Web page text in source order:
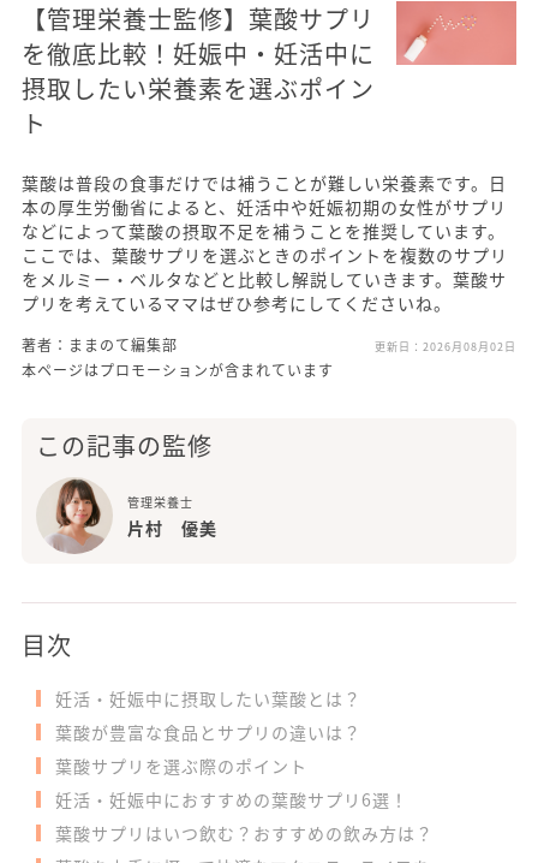
【管理栄養士監修】葉酸サプリ
を徹底比較！妊娠中・妊活中に
摂取したい栄養素を選ぶポイン
ト
葉酸は普段の食事だけでは補うことが難しい栄養素です。日
本の厚生労働省によると、妊活中や妊娠初期の女性がサプリ
などによって葉酸の摂取不足を補うことを推奨しています。
ここでは、葉酸サプリを選ぶときのポイントを複数のサプリ
をメルミー・ベルタなどと比較し解説していきます。葉酸サ
プリを考えているママはぜひ参考にしてくださいね。
著者：ままのて編集部 更新日： 2026月08月02日
本ページはプロモーションが含まれています
この記事の監修
管理栄養士
片村 優美
目次
妊活・妊娠中に摂取したい葉酸とは？
葉酸が豊富な食品とサプリの違いは？
葉酸サプリを選ぶ際のポイント
妊活・妊娠中におすすめの葉酸サプリ6選！
葉酸サプリはいつ飲む？おすすめの飲み方は？